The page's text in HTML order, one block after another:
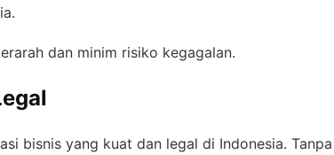
dan minim risiko kegagalan.
bisnis yang kuat dan legal di Indonesia. Tanpa